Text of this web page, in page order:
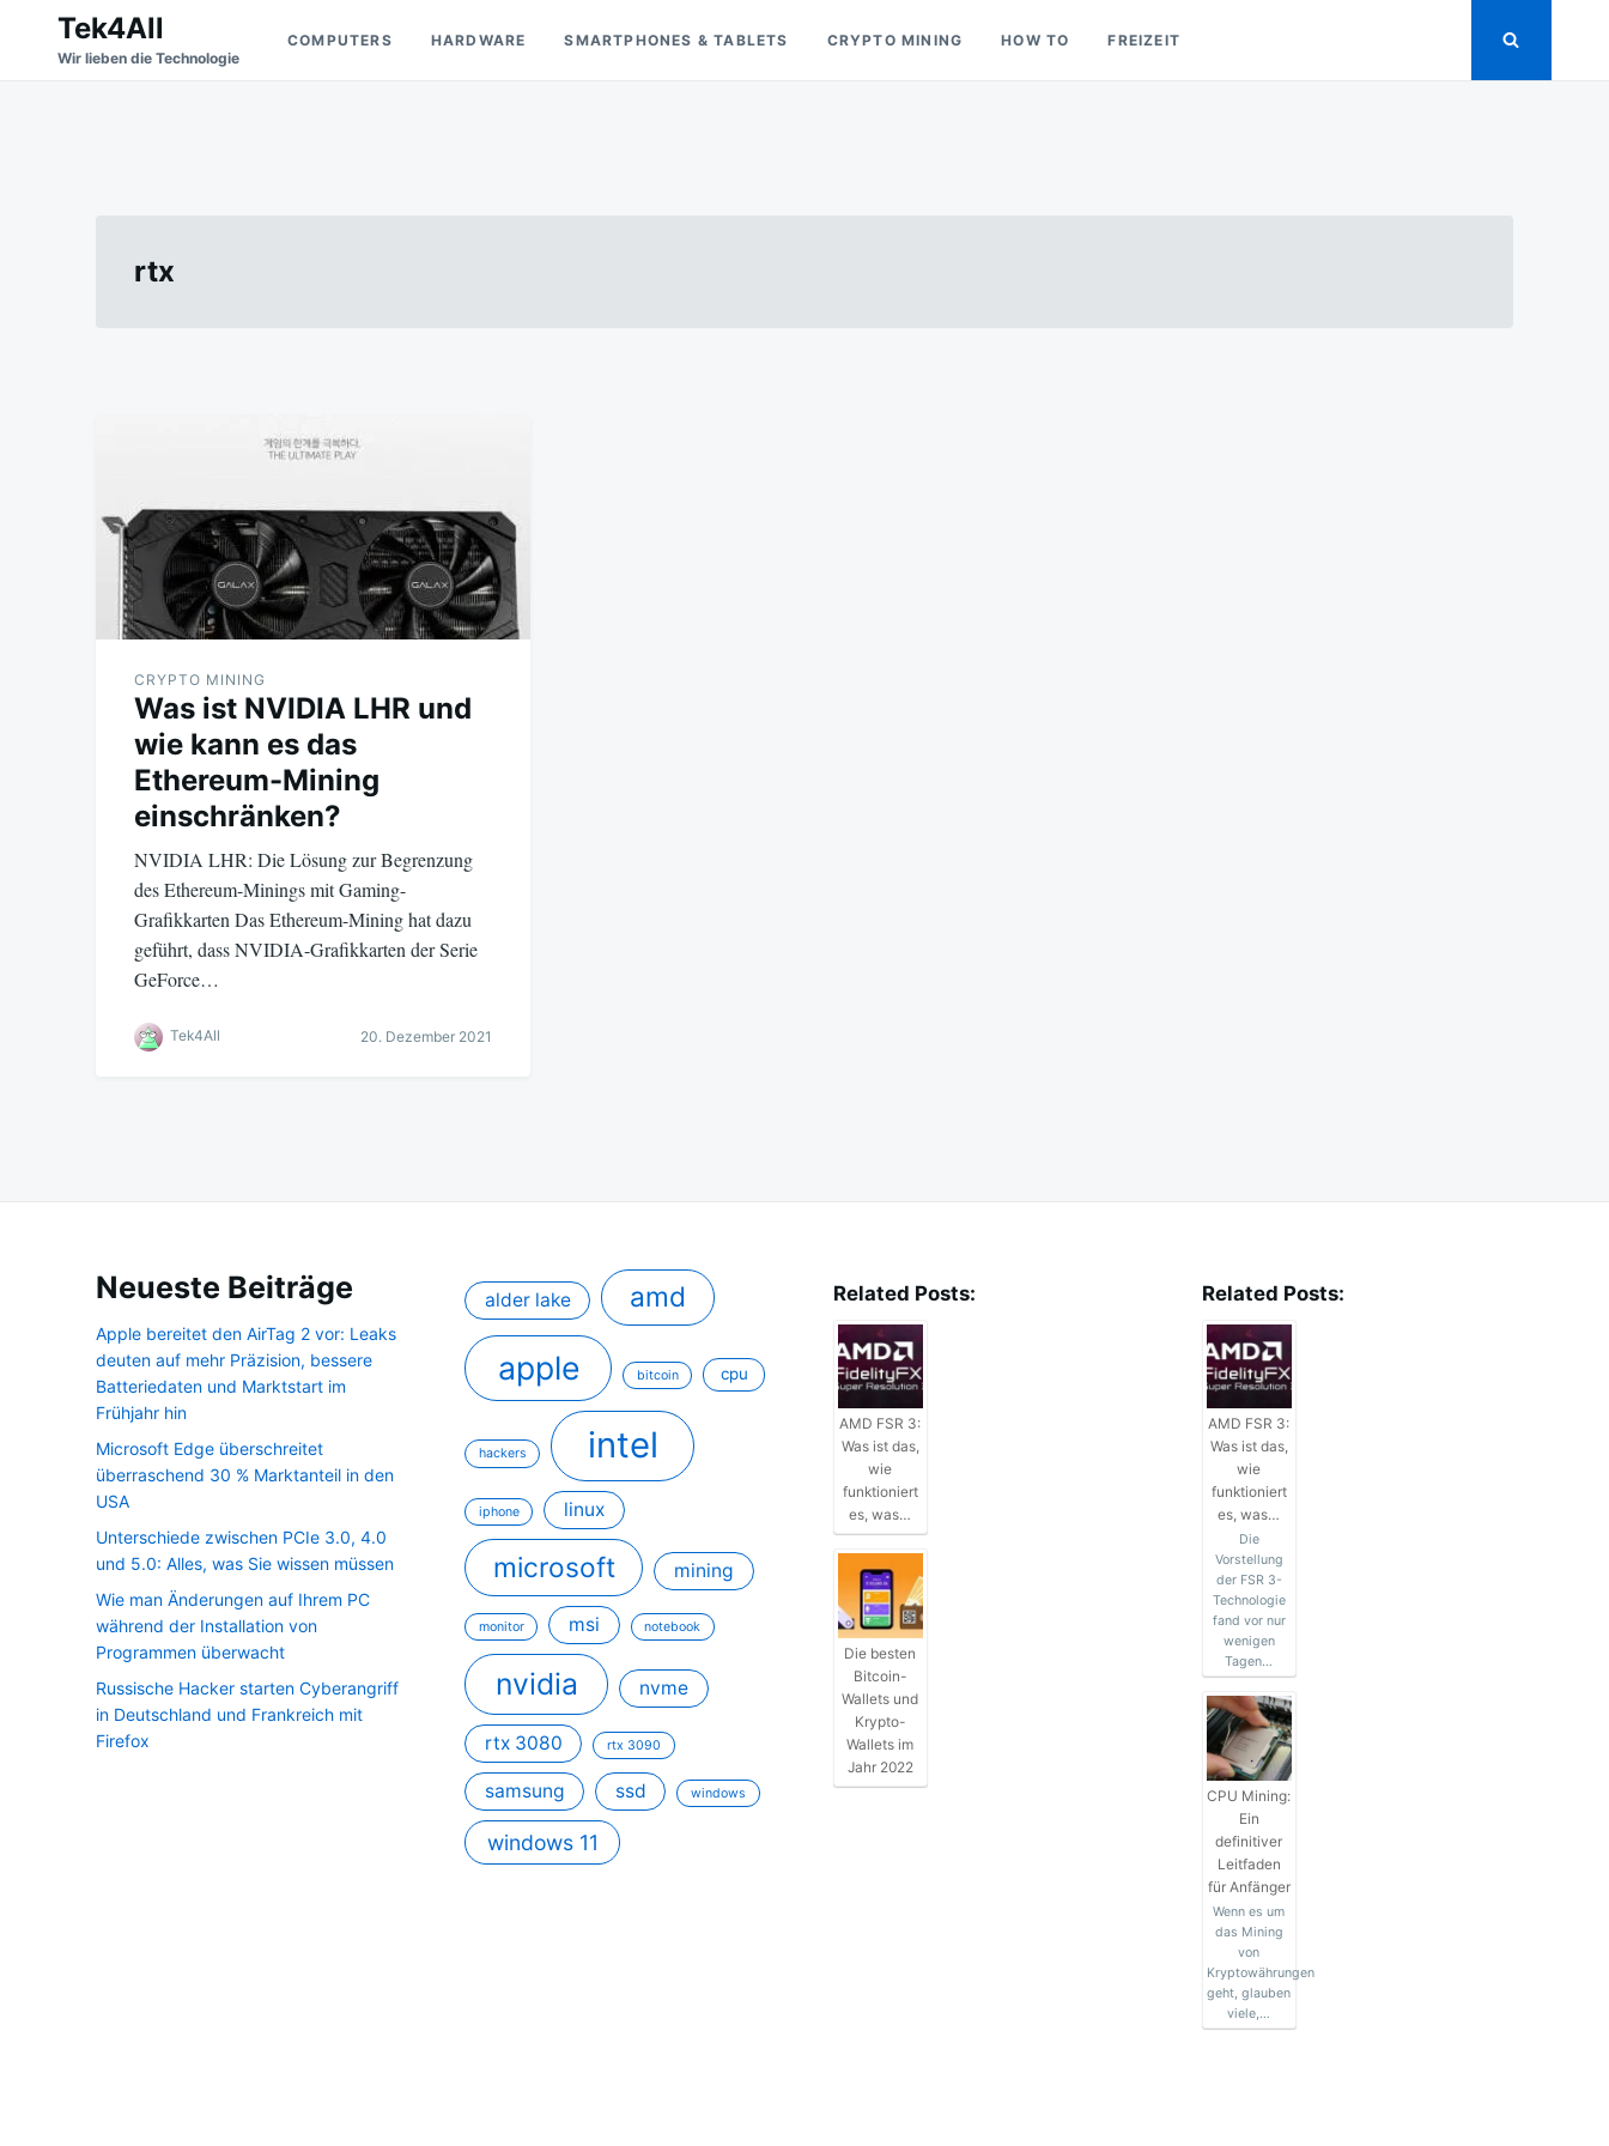
Search
for:
Tek4All
Wir lieben die Technologie
COMPUTERS HARDWARE SMARTPHONES & TABLETS CRYPTO MINING HOW TO FREIZEIT
rtx
CRYPTO MINING
Was ist NVIDIA LHR und
wie kann es das
Ethereum-Mining
einschränken?
NVIDIA LHR: Die Lösung zur Begrenzung
des Ethereum-Minings mit Gaming-
Grafikkarten Das Ethereum-Mining hat dazu
geführt, dass NVIDIA-Grafikkarten der Serie
GeForce…
Tek4All 20. Dezember 2021
Neueste Beiträge
Apple bereitet den AirTag 2 vor: Leaks
deuten auf mehr Präzision, bessere
Batteriedaten und Marktstart im
Frühjahr hin
Microsoft Edge überschreitet
überraschend 30 % Marktanteil in den
USA
Unterschiede zwischen PCIe 3.0, 4.0
und 5.0: Alles, was Sie wissen müssen
Wie man Änderungen auf Ihrem PC
während der Installation von
Programmen überwacht
Russische Hacker starten Cyberangriff
in Deutschland und Frankreich mit
Firefox
alder lake amd
apple bitcoin cpu
hackers intel
iphone linux
microsoft mining
monitor msi notebook
nvidia nvme
rtx 3080 rtx 3090
samsung ssd windows
windows 11
Related Posts:
AMD FSR 3:
Was ist das,
wie
funktioniert
es, was…
Die besten
Bitcoin-
Wallets und
Krypto-
Wallets im
Jahr 2022
Related Posts:
AMD FSR 3:
Was ist das,
wie
funktioniert
es, was…
Die
Vorstellung
der FSR 3-
Technologie
fand vor nur
wenigen
Tagen…
CPU Mining:
Ein
definitiver
Leitfaden
für Anfänger
Wenn es um
das Mining
von
Kryptowährungen
geht, glauben
viele,…